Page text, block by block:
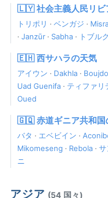
🇱🇾 社会主義人民リビ
トリポリ · ベンガジ ·
· Janzūr· Sabha · トブルク
🇪🇭 西サハラの天気
アイウン · Dakhla ·
Uad Guenifa · ティファリ
Oued
🇬🇶 赤道ギニア共和国
バタ · エベビイン ·
Mikomeseng · Rebola · サ
ニ
アジア (54 国々)